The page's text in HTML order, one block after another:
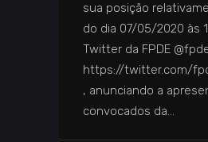
sua posição
do dia 07/05/2020 às
Twitter da FPDE
https://twitter.com/
, anunciando a
convocados da